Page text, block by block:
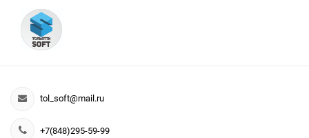
tol_soft@mail.ru
+7(848)295-59-99